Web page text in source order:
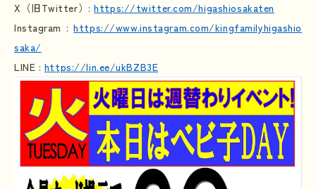
X （旧Twitter） :https://twitter.com/higashiosakaten
Instagram :https://www.instagram.com/kingfamilyhigashio
saka/
LINE : https://lin.ee/ukBZB3E